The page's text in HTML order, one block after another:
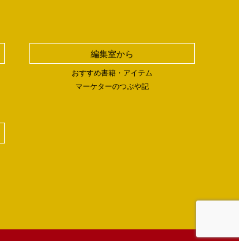
編集室から
おすすめ書籍・アイテム
マーケターのつぶや記